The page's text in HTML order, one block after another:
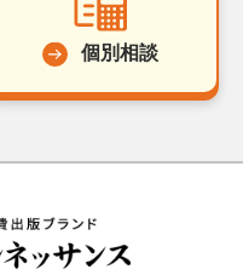
個別相談